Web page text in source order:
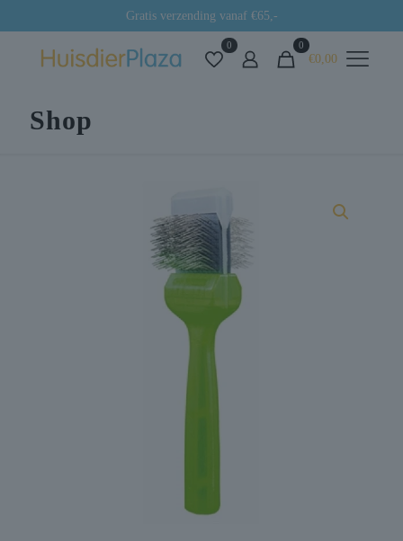
Gratis verzending vanaf €65,-
0 0
€0,00
Shop